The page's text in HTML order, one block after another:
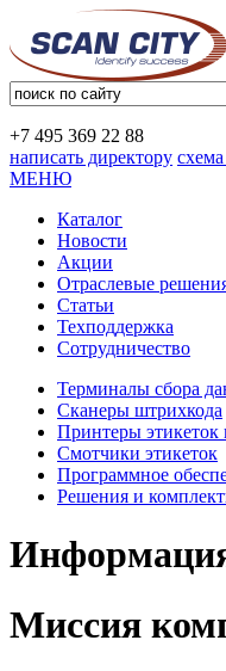
+7 495 369 22 88
написать директору
МЕНЮ
Каталог
Новости
Акции
Отраслевые
Статьи
Техподдержка
Сотрудничество
Терминалы сбора
Сканеры штрихкода
Принтеры этикеток
Смотчики этикеток
Программное
Решения и
Миссия